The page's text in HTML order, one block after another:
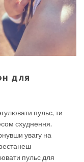
для
пульс, ти
схуднення.
увагу на
пульс для